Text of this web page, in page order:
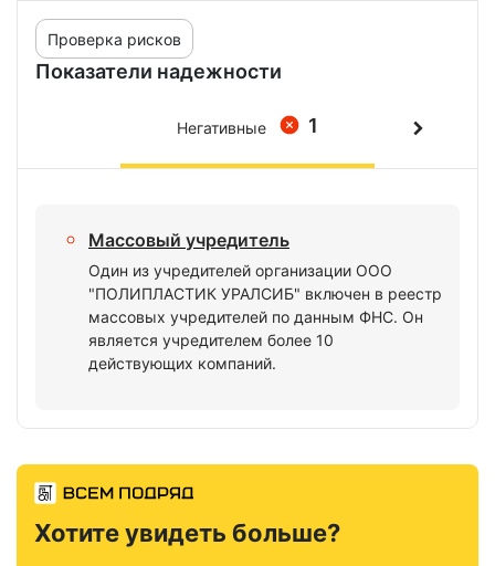
Показатели надежности
Проверка рисков
1
Негативные
Массовый учредитель
Один из учредителей организации ООО
"ПОЛИПЛАСТИК УРАЛСИБ" включен в реестр
массовых учредителей по данным ФНС. Он
является учредителем более 10
действующих компаний.
Хотите увидеть больше?